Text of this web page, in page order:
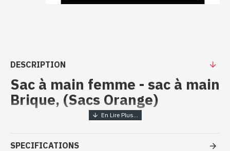
DESCRIPTION
Sac à main femme - sac à main
Brique, (Sacs Orange)
Sac à main femme - sac à main
Brique à pas cher
SPECIFICATIONS